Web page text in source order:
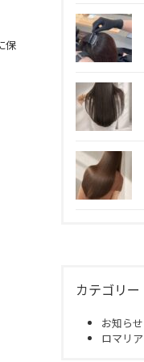
保
カテゴリー
お知らせ
ロマリ